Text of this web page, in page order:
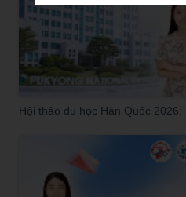
Hội thảo du học Hàn Quốc